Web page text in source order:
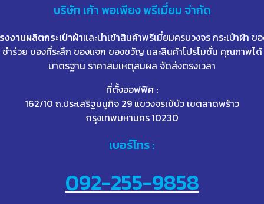
บริษัท เก้าพอเพียง พรีเมี่ยม จำกัด
งงานผลิตกระเป๋าผ้าและนำเข้าสินค้าพรีเมี่ยมครบวงจร กระเป๋าผ้า ข
ชำร่วย ของที่ระลึก ของแจก ของขวัญ และสินค้าโปรโมชั่น คุณภาพได้
มาตรฐาน ราคาสมเหตุสมผล จัดส่งตรงเวลา
ที่ตั้งออฟฟิศ :
162/10 ถ.ประเสริฐมนูกิจ 29 แขวงจรเข้บัว เขตลาดพร้าว
กรุงเทพมหานคร 10230
เบอร์โทร :
092-255-9858